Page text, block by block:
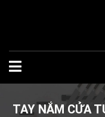
TAY NẮM CỬA